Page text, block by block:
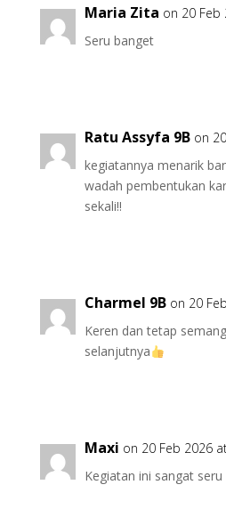
Maria Zita on 20 Feb
Seru banget
Ratu Assyfa 9B on
kegiatannya menarik
wadah pembentukan
sekali!!
Charmel 9B on 20
Keren dan tetap
selanjutnya
Maxi on 20 Feb 2026
Kegiatan ini sangat